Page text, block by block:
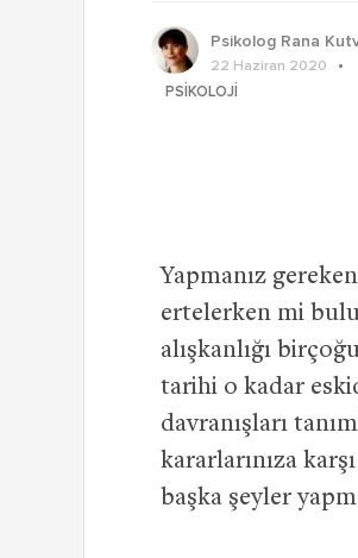
Psikolog Rana
22 Haziran 2020
PSIKOLOJI
Yapmanız
ertelerken mi
alışkanlığı
tarihi o kadar
davranışları
kararlarınıza
başka şeyler